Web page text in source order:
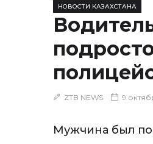
НОВОСТИ КАЗАХСТАНА
ZTB NEWS 9
Мужчина был